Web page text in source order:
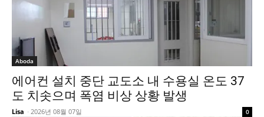
Aboda
에어컨 설치 중단 교도소 내 수용실 온도 37
도 치솟으며 폭염 비상 상황 발생
Lisa - 2026년 08월 07일 0